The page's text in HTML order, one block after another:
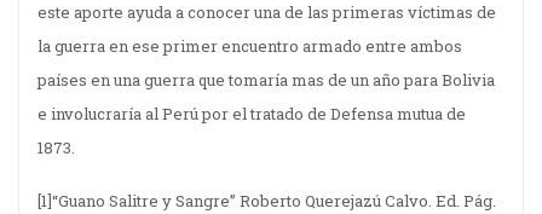
este aporte ayuda a conocer una de las primeras víctimas de
la guerra en ese primer encuentro armado entre ambos
países en una guerra que tomaría mas de un año para Bolivia
e involucraría al Perú por el tratado de Defensa mutua de
1873.
[1]“Guano Salitre y Sangre” Roberto Querejazú Calvo. Ed. Pág.